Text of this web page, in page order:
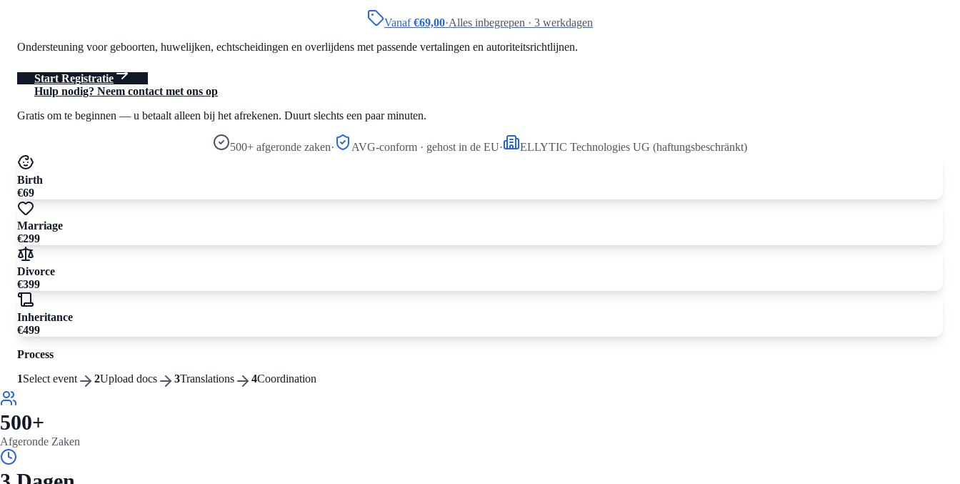
Vanaf €69,00·Alles inbegrepen · 3 werkdagen
Ondersteuning voor geboorten, huwelijken, echtscheidingen en overlijdens met passende vertalingen en autoriteitsrichtlijnen.
Start Registratie
Hulp nodig? Neem contact met ons op
Gratis om te beginnen — u betaalt alleen bij het afrekenen. Duurt slechts een paar minuten.
500+ afgeronde zaken· AVG-conform · gehost in de EU· ELLYTIC Technologies UG (haftungsbeschränkt)
Birth
€69
Marriage
€299
Divorce
€399
Inheritance
€499
Process
1Select event 2Upload docs 3Translations 4Coordination
500+
Afgeronde Zaken